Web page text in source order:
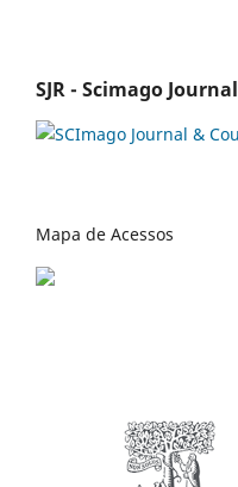
SJR - Scimago Journal
Mapa de Acessos